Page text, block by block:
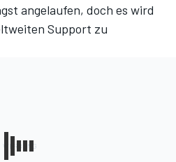
angelaufen, doch es wird
Support zu